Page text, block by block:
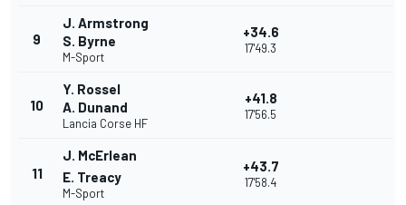
9
J. Armstrong
S. Byrne
M-Sport
+34.6
17'49.3
10
Y. Rossel
A. Dunand
Lancia Corse HF
+41.8
17'56.5
11
J. McErlean
E. Treacy
M-Sport
+43.7
17'58.4